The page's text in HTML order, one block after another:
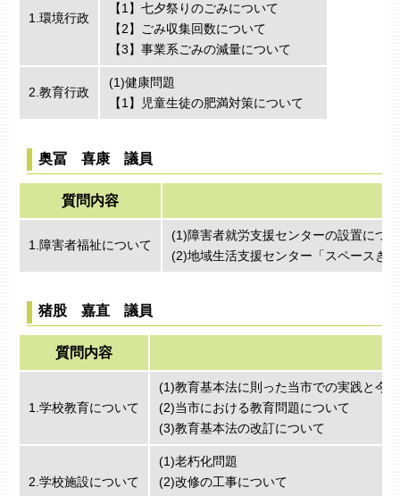
1.環境行政
【1】七夕祭りのごみについて
【2】ごみ収集回数について
【3】事業系ごみの減量について
2.教育行政
(1)健康問題
【1】児童生徒の肥満対策について
奥冨 喜康 議員
質問内容
1.障害者福祉について
(1)障害者就労支援センターの設置につ
(2)地域生活支援センター「スペースき
猪股 嘉直 議員
質問内容
1.学校教育について
(1)教育基本法に則った当市での実践と今
(2)当市における教育問題について
(3)教育基本法の改訂について
2.学校施設について
(1)老朽化問題
(2)改修の工事について